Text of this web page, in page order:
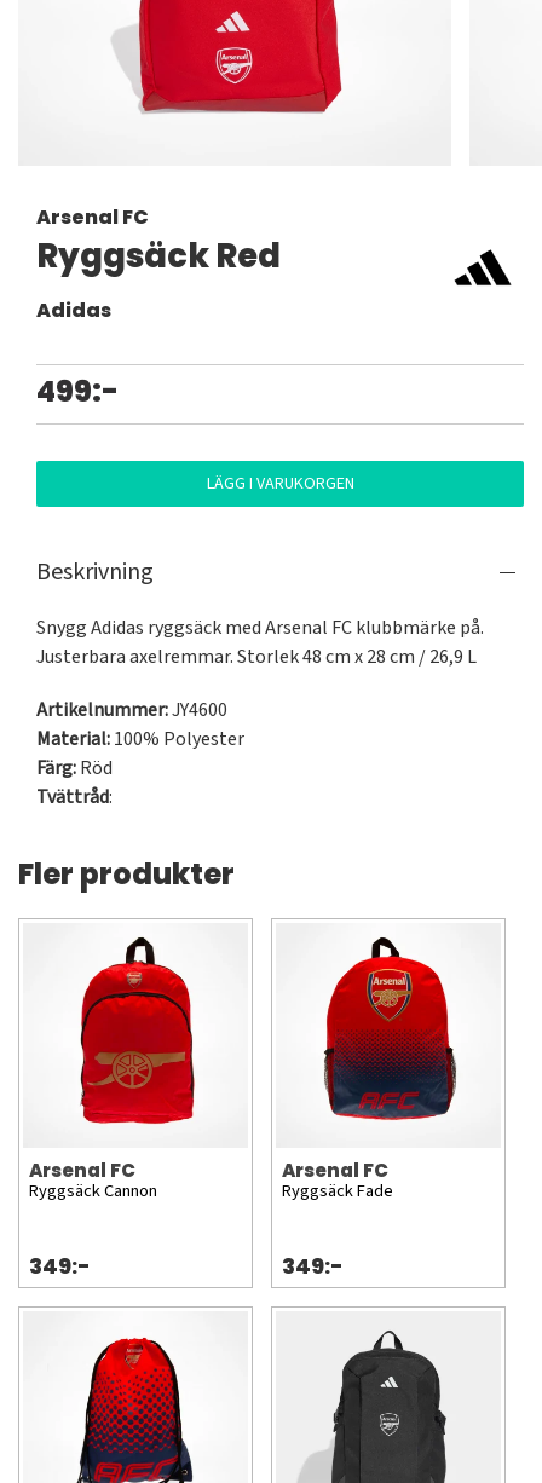
Arsenal FC
Ryggsäck Red
Adidas
499:-
LÄGG I VARUKORGEN
Beskrivning
Snygg Adidas ryggsäck med Arsenal FC klubbmärke på.
Justerbara axelremmar. Storlek 48 cm x 28 cm / 26,9 L
Artikelnummer:JY4600
Material:100% Polyester
Färg:Röd
Tvättråd:
Fler produkter
Arsenal FC
Ryggsäck Cannon
349:-
Arsenal FC
Ryggsäck Fade
349:-